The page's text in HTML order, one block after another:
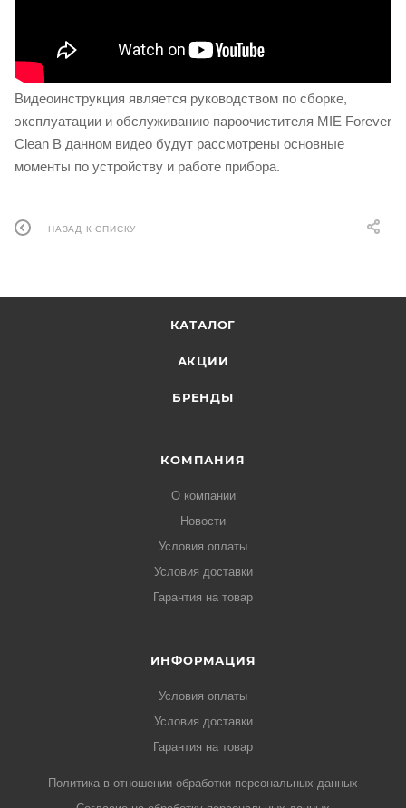
Видеоинструкция является руководством по сборке,
эксплуатации и обслуживанию пароочистителя MIE Forever
Clean В данном видео будут рассмотрены основные
моменты по устройству и работе прибора.
НАЗАД К СПИСКУ
КАТАЛОГ
АКЦИИ
БРЕНДЫ
КОМПАНИЯ
О компании
Новости
Условия оплаты
Условия доставки
Гарантия на товар
ИНФОРМАЦИЯ
Условия оплаты
Условия доставки
Гарантия на товар
Политика в отношении обработки персональных данных